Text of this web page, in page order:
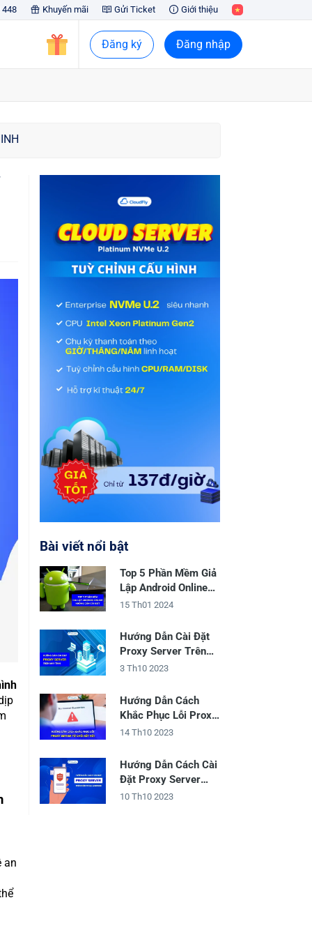
448 Khuyến mãi Gửi Ticket Giới thiệu
Đăng ký Đăng nhập
an
Bài viết nổi bật
Top 5 Phần Mềm Giả
Lập Android Online
Không Cần Cài Đặt
15 Th01 2024
Hướng Dẫn Cài Đặt
Proxy Server Trên
Máy Tính
3 Th10 2023
Hướng Dẫn Cách
Khắc Phục Lỗi Proxy
Server Từ Chối Kết
14 Th10 2023
Hướng Dẫn Cách Cài
Đặt Proxy Server
Trên Điện Thoại
10 Th10 2023